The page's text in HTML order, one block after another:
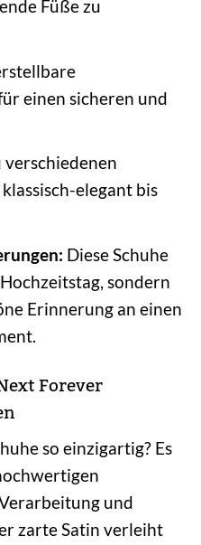
Füße zu
einen sicheren und
verschiedenen
elegant bis
Diese Schuhe
sondern
Erinnerung an einen
Forever
so einzigartig? Es
und
zarte Satin verleiht